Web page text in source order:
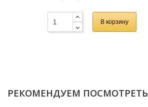
В корзину
РЕКОМЕНДУЕМ ПОСМОТРЕТЬ